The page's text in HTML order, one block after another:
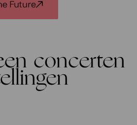
Future
concerten